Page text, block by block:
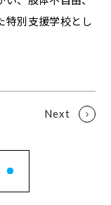
特別支援学校とし